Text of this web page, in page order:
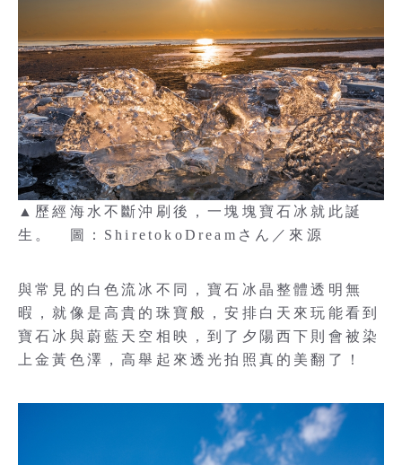
▲歷經海水不斷沖刷後，一塊塊寶石冰就此誕
生。 圖：ShiretokoDreamさん／來源
與常見的白色流冰不同，寶石冰晶整體透明無
暇，就像是高貴的珠寶般，安排白天來玩能看到
寶石冰與蔚藍天空相映，到了夕陽西下則會被染
上金黃色澤，高舉起來透光拍照真的美翻了！